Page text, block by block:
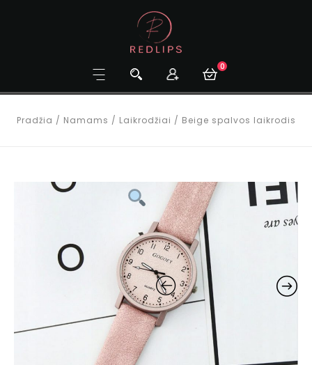
0
Pradžia / Namams / Laikrodžiai / Beige spalvos laikrodis